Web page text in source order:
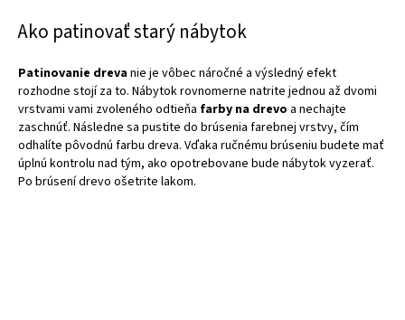
Ako patinovať starý nábytok
Patinovanie drevanie je vôbec náročné a výsledný efekt
rozhodne stojí za to. Nábytok rovnomerne natrite jednou až dvomi
vrstvami vami zvoleného odtieňa farby na drevo a nechajte
zaschnúť. Následne sa pustite do brúsenia farebnej vrstvy, čím
odhalíte pôvodnú farbu dreva. Vďaka ručnému brúseniu budete mať
úplnú kontrolu nad tým, ako opotrebovane bude nábytok vyzerať.
Po brúsení drevo ošetrite lakom.